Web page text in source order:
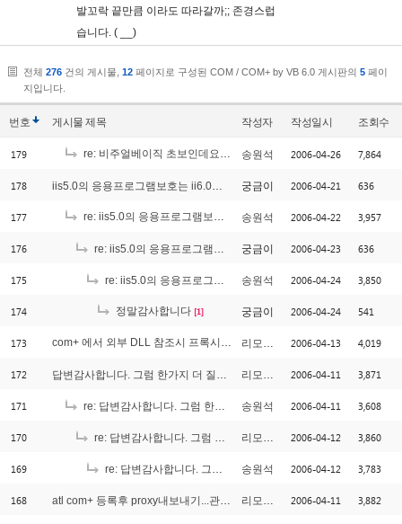
발꼬락 끝만큼 이라도 따라갈까;; 존경스럽
습니다. ( __)
전체 276 건의 게시물, 12 페이지로 구성된 COM / COM+ by VB 6.0 게시판의 5 페이
지입니다.
번호 게시물제목 작성자 작성일시 조회수
179 re: 비주얼베이직 초보인데요 ^^ [1]송원석 2006-04-26 7,864
178 iis5.0의 응용프로그램보호는 ii6.0에서 어떻게 해야 하나여? 궁금이 2006-04-21 636
177 re: iis5.0의 응용프로그램보호는 ii6.0에서 어떻게 해야 하나여? 송원석 2006-04-22 3,957
176 re: iis5.0의 응용프로그램보호는 ii6.0에서 어떻게 해야 하나여? 궁금이 2006-04-23 636
175 re: iis5.0의 응용프로그램보호는 ii6.0에서 어떻게 해야 하나여? 송원석 2006-04-24 3,850
174 정말감사합니다 [1] 궁금이 2006-04-24 541
173 com+ 에서 외부 DLL 참조시 프록시 설치 오류.. 리모트ㅠㅠ 2006-04-13 4,019
172 답변감사합니다. 그럼 한가지 더 질문이 있습니다. 리모트ㅠㅠ 2006-04-11 3,871
171 re: 답변감사합니다. 그럼 한가지 더 질문이 있습니다. 송원석 2006-04-11 3,608
170 re: 답변감사합니다. 그럼 한가지 더 질문이 있습니다. 리모트ㅠㅠ 2006-04-12 3,860
169 re: 답변감사합니다. 그럼 한가지 더 질문이 있습니다. 송원석 2006-04-12 3,783
168 atl com+ 등록후 proxy내보내기...관련해서요. 리모트ㅠㅠ 2006-04-11 3,882